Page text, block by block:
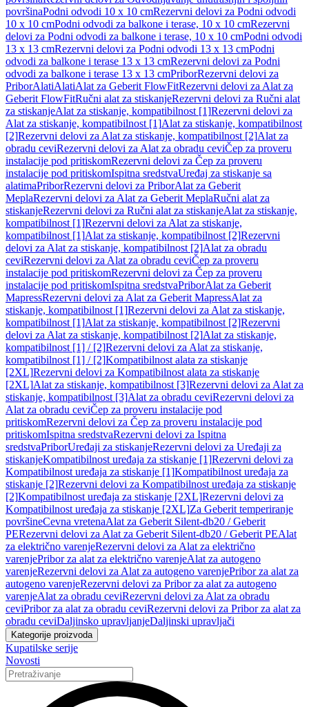
površinaPodni odvodi 10 x 10 cmRezervni delovi za Podni odvodi
10 x 10 cmPodni odvodi za balkone i terase, 10 x 10 cmRezervni
delovi za Podni odvodi za balkone i terase, 10 x 10 cmPodni odvodi
13 x 13 cmRezervni delovi za Podni odvodi 13 x 13 cmPodni
odvodi za balkone i terase 13 x 13 cmRezervni delovi za Podni
odvodi za balkone i terase 13 x 13 cmPriborRezervni delovi za
PriborAlatiAlatiAlat za Geberit FlowFitRezervni delovi za Alat za
Geberit FlowFitRučni alat za stiskanjeRezervni delovi za Ručni alat
za stiskanjeAlat za stiskanje, kompatibilnost [1]Rezervni delovi za
Alat za stiskanje, kompatibilnost [1]Alat za stiskanje, kompatibilnost
[2]Rezervni delovi za Alat za stiskanje, kompatibilnost [2]Alat za
obradu ceviRezervni delovi za Alat za obradu ceviČep za proveru
instalacije pod pritiskomRezervni delovi za Čep za proveru
instalacije pod pritiskomIspitna sredstvaUređaj za stiskanje sa
alatimaPriborRezervni delovi za PriborAlat za Geberit
MeplaRezervni delovi za Alat za Geberit MeplaRučni alat za
stiskanjeRezervni delovi za Ručni alat za stiskanjeAlat za stiskanje,
kompatibilnost [1]Rezervni delovi za Alat za stiskanje,
kompatibilnost [1]Alat za stiskanje, kompatibilnost [2]Rezervni
delovi za Alat za stiskanje, kompatibilnost [2]Alat za obradu
ceviRezervni delovi za Alat za obradu ceviČep za proveru
instalacije pod pritiskomRezervni delovi za Čep za proveru
instalacije pod pritiskomIspitna sredstvaPriborAlat za Geberit
MapressRezervni delovi za Alat za Geberit MapressAlat za
stiskanje, kompatibilnost [1]Rezervni delovi za Alat za stiskanje,
kompatibilnost [1]Alat za stiskanje, kompatibilnost [2]Rezervni
delovi za Alat za stiskanje, kompatibilnost [2]Alat za stiskanje,
kompatibilnost [1] / [2]Rezervni delovi za Alat za stiskanje,
kompatibilnost [1] / [2]Kompatibilnost alata za stiskanje
[2XL]Rezervni delovi za Kompatibilnost alata za stiskanje
[2XL]Alat za stiskanje, kompatibilnost [3]Rezervni delovi za Alat za
stiskanje, kompatibilnost [3]Alat za obradu ceviRezervni delovi za
Alat za obradu ceviČep za proveru instalacije pod
pritiskomRezervni delovi za Čep za proveru instalacije pod
pritiskomIspitna sredstvaRezervni delovi za Ispitna
sredstvaPriborUređaji za stiskanjeRezervni delovi za Uređaji za
stiskanjeKompatibilnost uređaja za stiskanje [1]Rezervni delovi za
Kompatibilnost uređaja za stiskanje [1]Kompatibilnost uređaja za
stiskanje [2]Rezervni delovi za Kompatibilnost uređaja za stiskanje
[2]Kompatibilnost uređaja za stiskanje [2XL]Rezervni delovi za
Kompatibilnost uređaja za stiskanje [2XL]Za Geberit temperiranje
površineCevna vretenaAlat za Geberit Silent-db20 / Geberit
PERezervni delovi za Alat za Geberit Silent-db20 / Geberit PEAlat
za električno varenjeRezervni delovi za Alat za električno
varenjePribor za alat za električno varenjeAlat za autogeno
varenjeRezervni delovi za Alat za autogeno varenjePribor za alat za
autogeno varenjeRezervni delovi za Pribor za alat za autogeno
varenjeAlat za obradu ceviRezervni delovi za Alat za obradu
ceviPribor za alat za obradu ceviRezervni delovi za Pribor za alat za
obradu ceviDaljinsko upravljanjeDaljinski upravljači
Kategorije proizvoda
Kupatilske serije
Novosti